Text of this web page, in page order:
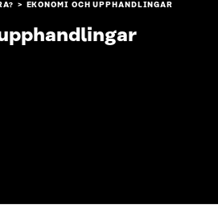
EKONOMI OCH UPPHANDLINGAR